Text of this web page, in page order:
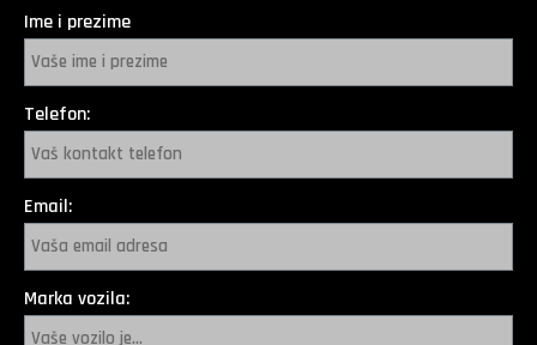
Ime i prezime
Telefon:
Email:
Marka vozila: